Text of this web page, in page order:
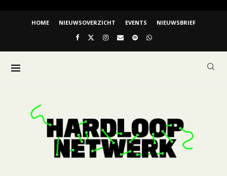
HOME NIEUWSOVERZICHT EVENTS NIEUWSBRIEF